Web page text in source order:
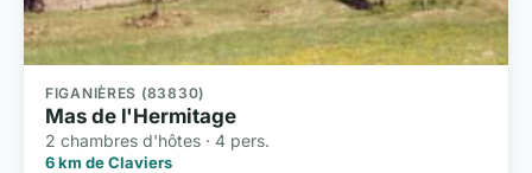
FIGANIÈRES (83830)
Mas de l'Hermitage
2 chambres d'hôtes · 4 pers.
6 km de Claviers